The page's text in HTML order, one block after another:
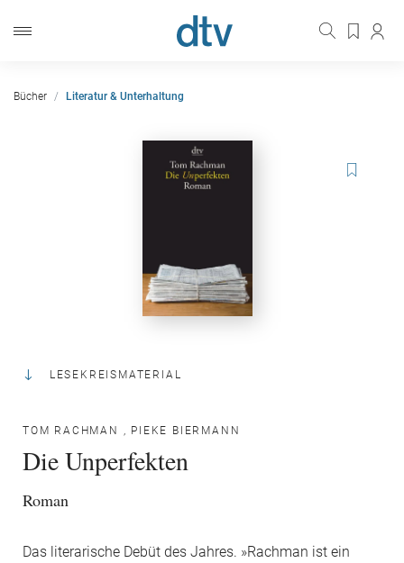
Bücher Literatur & Unterhaltung
LESEKREISMATERIAL
TOM RACHMAN , PIEKE BIERMANN
Die Unperfekten
Roman
Das literarische Debüt des Jahres. »Rachman ist ein